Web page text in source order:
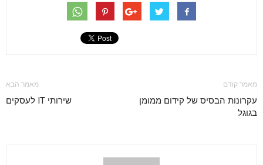
מאמר קודם
עקרונות הבסיס של קידום ממומן
בגוגל
מאמר הבא
שירותי IT לעסקים